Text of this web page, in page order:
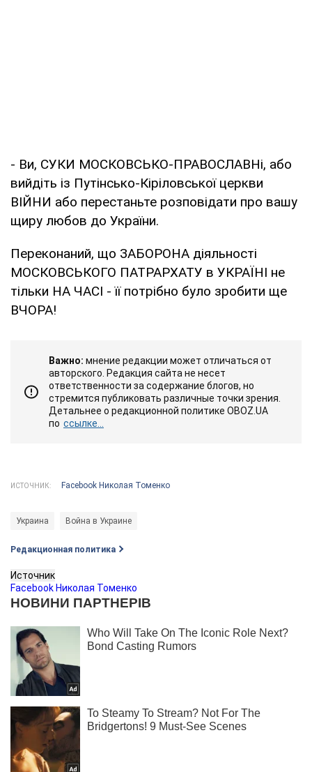
- Ви, СУКИ МОСКОВСЬКО-ПРАВОСЛАВНі, або
вийдіть із Путінсько-Кіріловської церкви
ВІЙНИ або перестаньте розповідати про вашу
щиру любов до України.
Переконаний, що ЗАБОРОНА діяльності
МОСКОВСЬКОГО ПАТРАРХАТУ в УКРАЇНІ не
тільки НА ЧАСІ - її потрібно було зробити ще
ВЧОРА!
Важно: мнение редакции может отличаться от
авторского. Редакция сайта не несет
ответственности за содержание блогов, но
стремится публиковать различные точки зрения.
Детальнее о редакционной политике OBOZ.UA
по ссылке...
ИСТОЧНИК: Facebook Николая Томенко
Украина Война в Украине
Редакционная политика
Источник
Facebook Николая Томенко